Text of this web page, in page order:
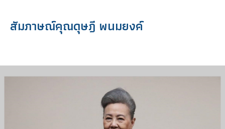
สัมภาษณ์คุณดุษฎี พนมยงค์